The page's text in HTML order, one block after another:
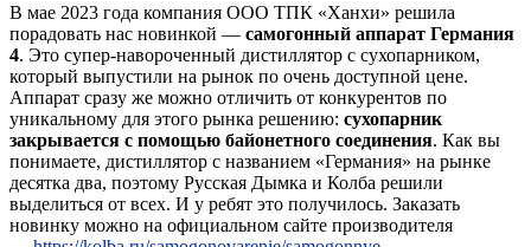
В мае 2023 года компания ООО ТПК «Ханхи» решила
порадовать нас новинкой — самогонный аппарат Германия
4. Это супер-навороченный дистиллятор с сухопарником,
который выпустили на рынок по очень доступной цене.
Аппарат сразу же можно отличить от конкурентов по
уникальному для этого рынка решению: сухопарник
закрывается с помощью байонетного соединения. Как вы
понимаете, дистиллятор с названием «Германия» на рынке
десятка два, поэтому Русская Дымка и Колба решили
выделиться от всех. И у ребят это получилось. Заказать
новинку можно на официальном сайте производителя